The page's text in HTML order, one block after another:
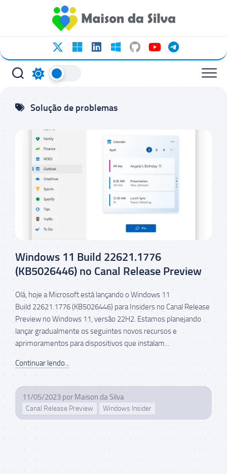
conteúdo
Solução de problemas
Windows 11 Build 22621.1776
(KB5026446) no Canal Release Preview
Olá, hoje a Microsoft está lançando o Windows 11
Build 22621.1776 (KB5026446) para Insiders no Canal Release
Preview no Windows 11, versão 22H2. Estamos planejando
lançar gradualmente os seguintes novos recursos e
aprimoramentos para dispositivos que instalam...
Continuar lendo...
11/05/2023 por Maison da Silva
Canal Release Preview Windows Insider